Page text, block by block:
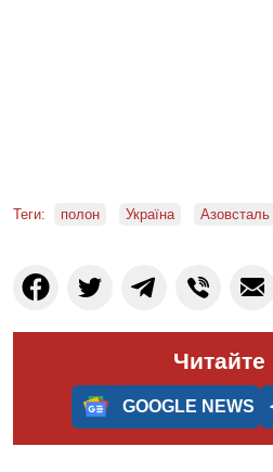
Теги: полон Україна Азовсталь
Читайте
GOOGLE NEWS